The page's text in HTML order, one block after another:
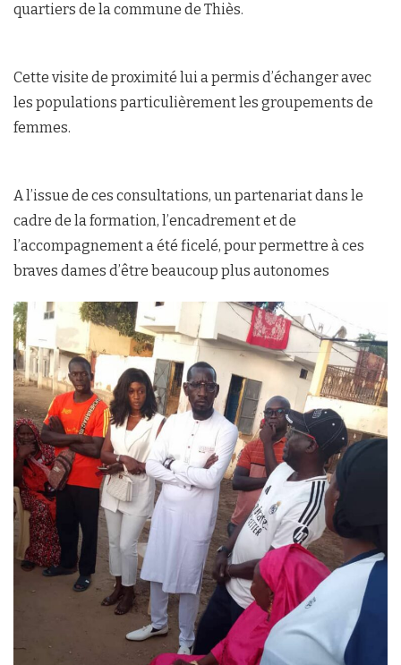
quartiers de la commune de Thiès.
Cette visite de proximité lui a permis d’échanger avec
les populations particulièrement les groupements de
femmes.
A l’issue de ces consultations, un partenariat dans le
cadre de la formation, l’encadrement et de
l’accompagnement a été ficelé, pour permettre à ces
braves dames d’être beaucoup plus autonomes